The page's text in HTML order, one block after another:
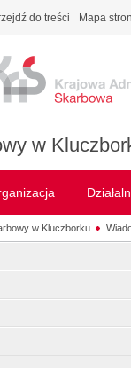
do treści Mapa
w
w Kluczborku